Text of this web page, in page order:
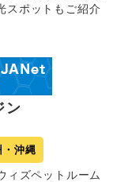
スポットもご紹介
ン
・沖縄
ィズペットルーム